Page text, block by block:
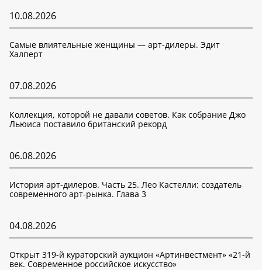
10.08.2026
Самые влиятельные женщины — арт-дилеры. Эдит
Халперт
07.08.2026
Коллекция, которой не давали советов. Как собрание Джо
Льюиса поставило британский рекорд
06.08.2026
История арт-дилеров. Часть 25. Лео Кастелли: создатель
современного арт-рынка. Глава 3
04.08.2026
Открыт 319-й кураторский аукцион «Артинвестмент» «21-й
век. Современное российское искусство»